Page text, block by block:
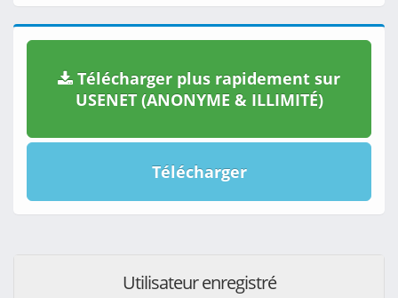
Télécharger plus rapidement sur
USENET (ANONYME & ILLIMITÉ)
Télécharger
Utilisateur enregistré